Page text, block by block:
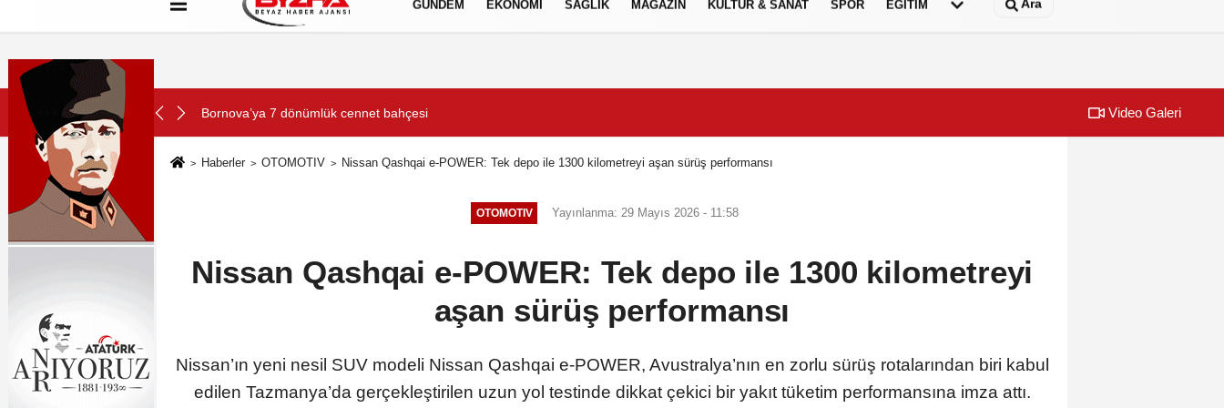
Hakkımızda Künye Çerez Politikası
GÜNDEM EKONOMİ SAĞLIK MAGAZİN KÜLTÜR & SANAT SPOR EĞİTİM Ara
SON DAKİKA: Gökeyüp Mahallesi'nin Su Sorunu Çözüme Kavuşturuldu Büyükşehir,
Video Galeri
Haberler OTOMOTIV Nissan Qashqai e-POWER: Tek depo ile 1300 kilometreyi aşan sürüş performansı
OTOMOTIV Yayınlanma: 29 Mayıs 2026 - 11:58
Nissan Qashqai e-POWER: Tek depo ile 1300 kilometreyi
aşan sürüş performansı
Nissan’ın yeni nesil SUV modeli Nissan Qashqai e-POWER, Avustralya’nın en zorlu sürüş rotalarından biri kabul
edilen Tazmanya’da gerçekleştirilen uzun yol testinde dikkat çekici bir yakıt tüketim performansına imza attı.